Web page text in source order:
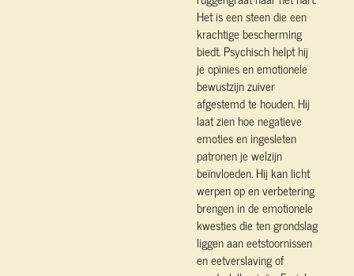
Het is een steen die een
krachtige bescherming
biedt. Psychisch helpt hij
je opinies en emotionele
bewustzijn zuiver
afgestemd te houden. Hij
laat zien hoe negatieve
emoties en ingesleten
patronen je welzijn
beïnvloeden. Hij kan licht
werpen op en verbetering
brengen in de emotionele
kwesties die ten grondslag
liggen aan eetstoornissen
en eetverslaving of